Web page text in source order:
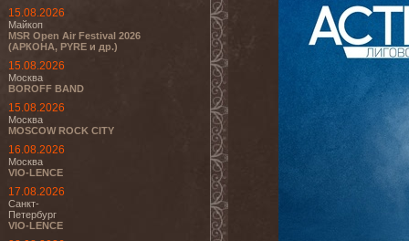
15.08.2026
Майкоп
MSR Open Air Festival 2026
(АРКОНА, PYRE и др.)
15.08.2026
Москва
BOROFF BAND
15.08.2026
Москва
MOSCOW ROCK CITY
16.08.2026
Москва
VIO-LENCE
17.08.2026
Санкт-
Петербург
VIO-LENCE